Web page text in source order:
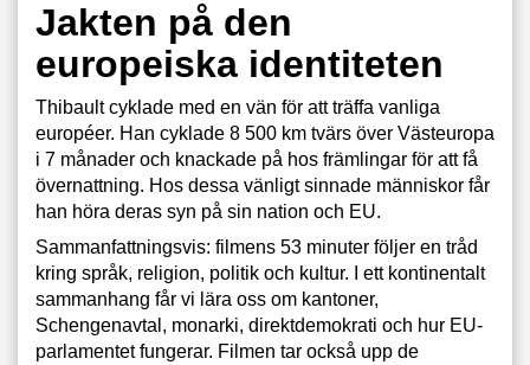
Jakten på den
europeiska identiteten
Thibault cyklade med en vän för att träffa vanliga
européer. Han cyklade 8 500 km tvärs över Västeuropa
i 7 månader och knackade på hos främlingar för att få
övernattning. Hos dessa vänligt sinnade människor får
han höra deras syn på sin nation och EU.
Sammanfattningsvis: filmens 53 minuter följer en tråd
kring språk, religion, politik och kultur. I ett kontinentalt
sammanhang får vi lära oss om kantoner,
Schengenavtal, monarki, direktdemokrati och hur EU-
parlamentet fungerar. Filmen tar också upp de